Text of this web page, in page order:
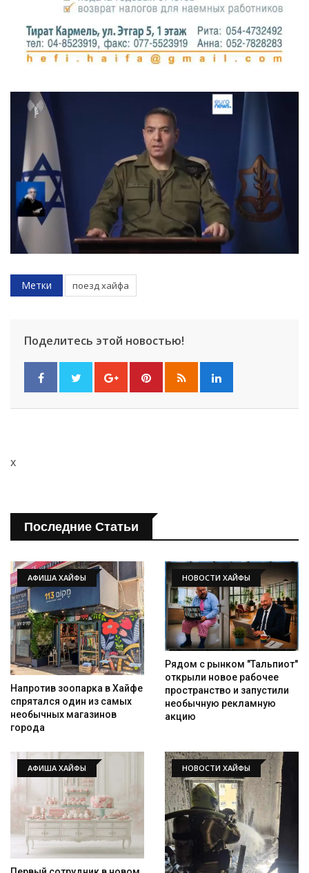
Метки поезд хайфа
Поделитесь этой новостью!
x
Последние Статьи
АФИША ХАЙФЫ
Напротив зоопарка в Хайфе
спрятался один из самых
необычных магазинов
города
НОВОСТИ ХАЙФЫ
Рядом с рынком "Тальпиот"
открыли новое рабочее
пространство и запустили
необычную рекламную
акцию
АФИША ХАЙФЫ НОВОСТИ ХАЙФЫ